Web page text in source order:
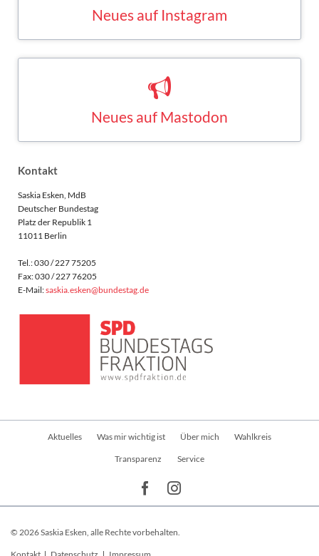
Kontakt
Saskia Esken, MdB
Deutscher Bundestag
Platz der Republik 1
11011 Berlin
Tel.: 030 / 227 75205
Fax: 030 / 227 76205
E-Mail:saskia.esken@bundestag.de
Navigation
Aktuelles Was mir wichtig ist Über mich Wahlkreis
Transparenz Service
© 2026 Saskia Esken, alle Rechte vorbehalten.
Navigation